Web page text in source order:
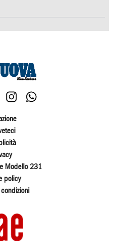
Modello 231
policy
condizioni